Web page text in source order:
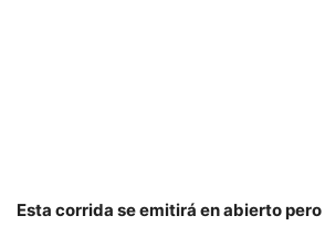
Esta corrida se emitirá en abierto